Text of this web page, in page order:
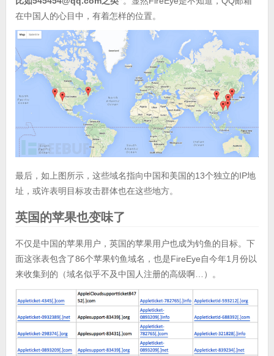
在中国人的心目中，有着怎样的位置。
最后，如上图所示，这些域名指向中国和美国的13个独立的IP地
址，或许表明目标攻击群体也在这些地方。
英国的苹果也变味了
不仅是中国的苹果用户，英国的苹果用户也成为钓鱼的目标。下
面这张表包含了86个苹果钓鱼域名，也是FireEye自今年1月份以
来收集到的（域名似乎不及中国人注册的高级啊…）。